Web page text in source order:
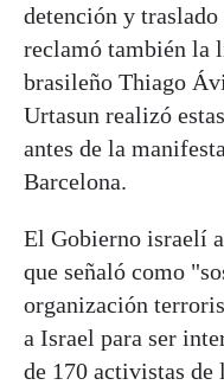
detención y
reclamó también la
brasileño Thiago
Urtasun realizó
antes de la
Barcelona.
El Gobierno israelí
que señaló como
organización
a Israel para ser
de 170 activistas